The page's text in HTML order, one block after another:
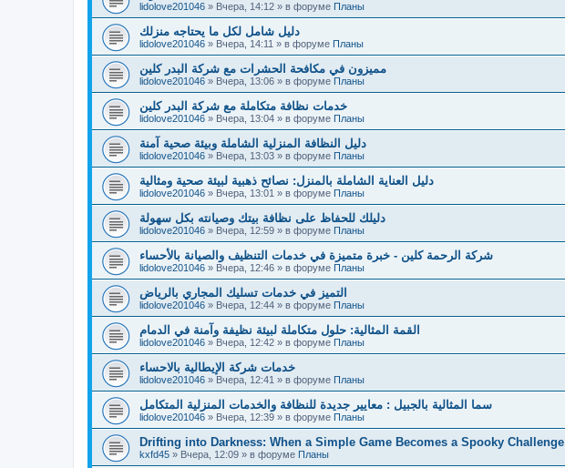
lidolove201046 » Вчера, 14:12 » в форуме Планы
دليل شامل لكل ما يحتاجه منزلك
lidolove201046 » Вчера, 14:11 » в форуме Планы
مميزون في مكافحة الحشرات مع شركة البدر كلين
lidolove201046 » Вчера, 13:06 » в форуме Планы
خدمات نظافة متكاملة مع شركة البدر كلين
lidolove201046 » Вчера, 13:04 » в форуме Планы
دليل النظافة المنزلية الشاملة وبيئة صحية آمنة
lidolove201046 » Вчера, 13:03 » в форуме Планы
دليل العناية الشاملة بالمنزل: نصائح ذهبية لبيئة صحية ومثالية
lidolove201046 » Вчера, 13:01 » в форуме Планы
دليلك للحفاظ على نظافة بيتك وصيانته بكل سهولة
lidolove201046 » Вчера, 12:59 » в форуме Планы
شركة الرحمة كلين - خبرة متميزة في خدمات التنظيف والصيانة بالأحساء
lidolove201046 » Вчера, 12:46 » в форуме Планы
التميز في خدمات تسليك المجاري بالرياض
lidolove201046 » Вчера, 12:44 » в форуме Планы
القمة المثالية: حلول متكاملة لبيئة نظيفة وآمنة في الدمام
lidolove201046 » Вчера, 12:42 » в форуме Планы
خدمات شركة الإيطالية بالاحساء
lidolove201046 » Вчера, 12:41 » в форуме Планы
سما المثالية بالجبيل : معايير جديدة للنظافة والخدمات المنزلية المتكامل
lidolove201046 » Вчера, 12:39 » в форуме Планы
Drifting into Darkness: When a Simple Game Becomes a Spooky Challenge
kxfd45 » Вчера, 12:09 » в форуме Планы